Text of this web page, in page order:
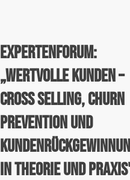
Expertenforum:
„Wertvolle Kunden –
Cross Selling, Churn
Prevention und
in Theorie und